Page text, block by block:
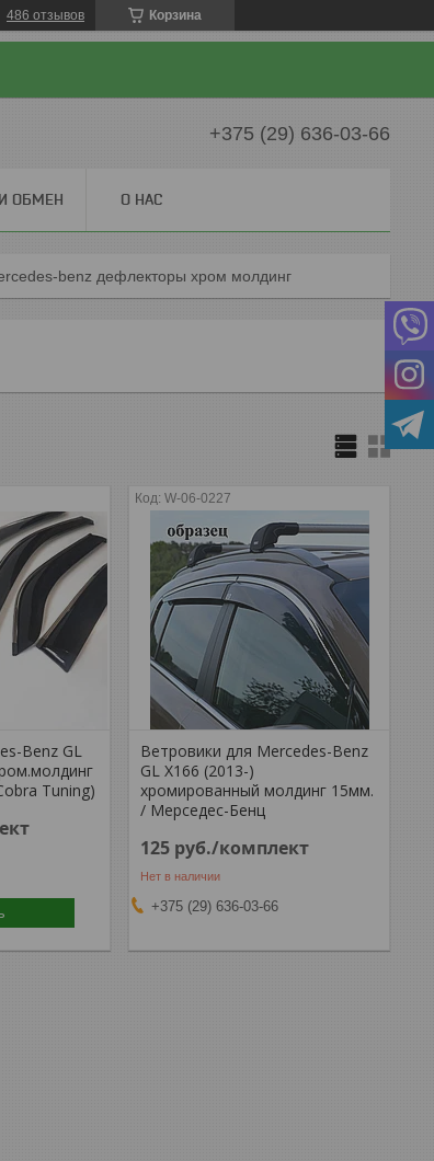
Корзина
486 отзывов
+375 (29) 636-03-66
ОБМЕН О НАС
benz дефлекторы хром молдинг
Benz GL
Tuning)
W-06-0227
Ветровики для Mercedes-Benz
GL X166 (2013-)
хромированный молдинг 15мм.
/ Мерседес-Бенц
125 руб./комплект
Нет в наличии
+375 (29) 636-03-66